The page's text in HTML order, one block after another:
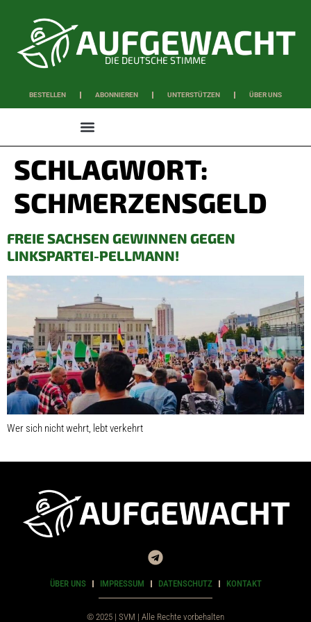
DIE DEUTSCHE STIMME
BESTELLEN ABONNIEREN UNTERSTÜTZEN ÜBER UNS
SCHLAGWORT:
SCHMERZENSGELD
FREIE SACHSEN GEWINNEN GEGEN
LINKSPARTEI-PELLMANN!
Wer sich nicht wehrt, lebt verkehrt
ÜBER UNS IMPRESSUM DATENSCHUTZ KONTAKT
© 2025 | SVM | Alle Rechte vorbehalten